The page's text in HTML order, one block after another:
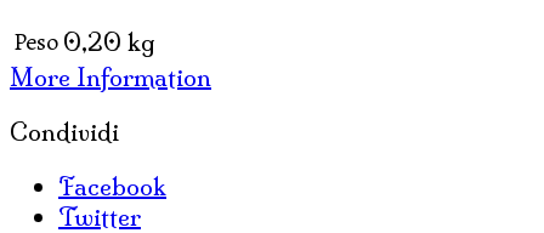
quantità
Peso 0,20 kg
More Information
Condividi
Facebook
Twitter